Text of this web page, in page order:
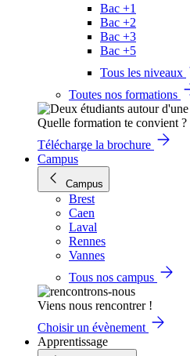
Bac +1
Bac +2
Bac +3
Bac +5
Tous les niveaux
Toutes nos formations
Quelle formation te convient ?
Télécharge la brochure
Campus
Campus
Brest
Caen
Laval
Rennes
Vannes
Tous nos campus
Viens nous rencontrer !
Choisir un évènement
Apprentissage